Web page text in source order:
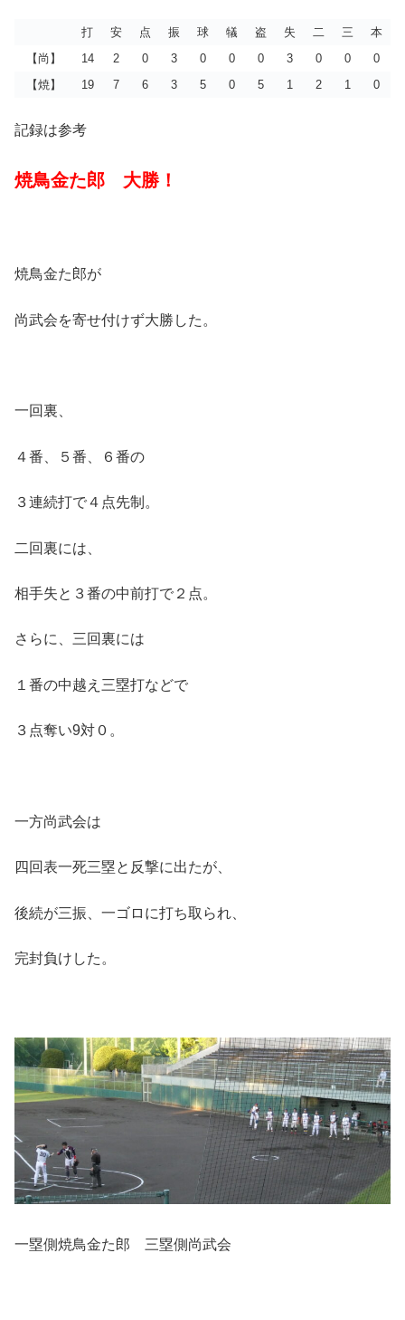
打 安 点 振 球 犠 盗 失 二 三
本
【尚】
14 2 0 3 0 0 0 3 0 0
0
【焼】
19 7 6 3 5 0 5 1 2 1 0
記録は参考
焼鳥金た郎 大勝！
焼鳥金た郎が
尚武会を寄せ付けず大勝した。
一回裏、
４番、５番、６番の
３連続打で４点先制。
二回裏には、
相手失と３番の中前打で２点。
さらに、三回裏には
１番の中越え三塁打などで
３点奪い9対０。
一方尚武会は
四回表一死三塁と反撃に出たが、
後続が三振、一ゴロに打ち取られ、
完封負けした。
一塁側焼鳥金た郎 三塁側尚武会